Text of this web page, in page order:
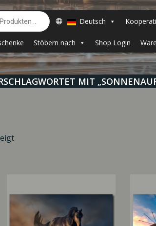
Deutsch
Stöbern nach Shop Login
MIT